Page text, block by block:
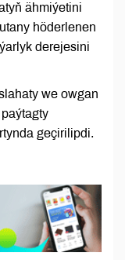
ähmiýetini
höderlenen
derejesini
we owgan
geçirilipdi.